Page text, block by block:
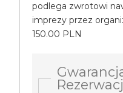
podlega zwrotowi
imprezy przez
150.00 PLN